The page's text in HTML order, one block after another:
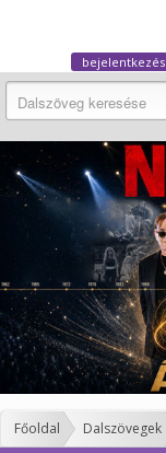
bejelentkezés
Főoldal Dalszövegek